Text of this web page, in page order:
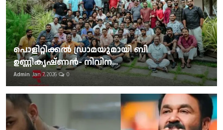
പൊളിറ്റിക്കല്‍ ഡ്രാമയുമായി ബി
ഉണ്ണികൃഷ്ണന്‍- നിവിന...
Admin Jan 7, 2026 0